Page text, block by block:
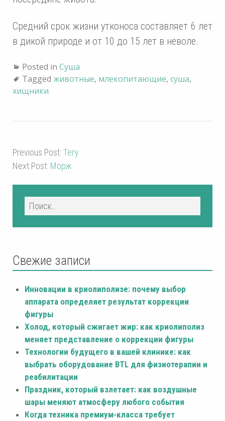
Средний срок жизни утконоса составляет 6 лет
в дикой природе и от 10 до 15 лет в неволе.
Posted in Суша
Tagged животные, млекопитающие, суша,
хищники
Previous Post: Тегу
Next Post: Морж
Свежие записи
Инновации в криолиполизе: почему выбор
аппарата определяет результат коррекции
фигуры
Холод, который сжигает жир: как криолиполиз
меняет представление о коррекции фигуры
Технологии будущего в вашей клинике: как
выбрать оборудование BTL для физиотерапии и
реабилитации
Праздник, который взлетает: как воздушные
шары меняют атмосферу любого события
Когда техника премиум-класса требует